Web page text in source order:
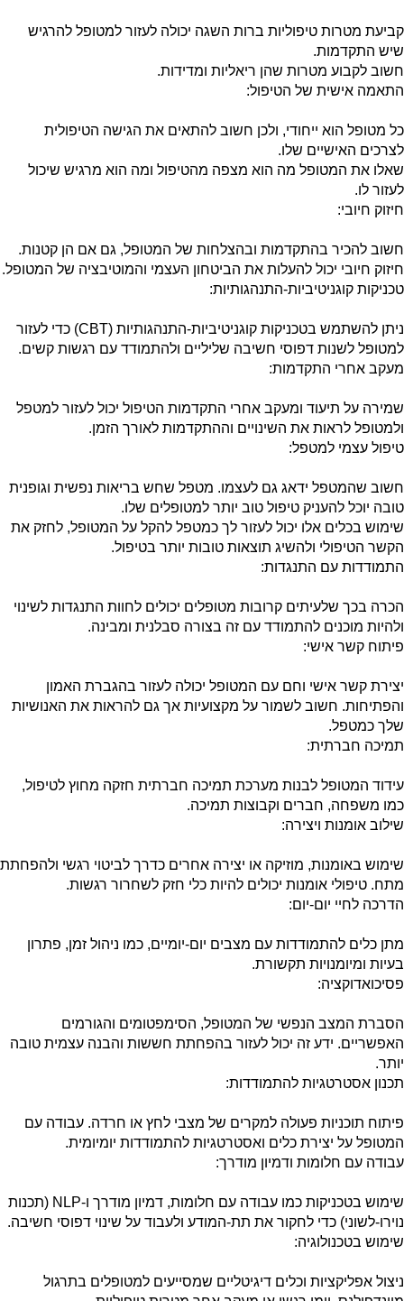
קביעת מטרות טיפוליות ברות השגה יכולה לעזור למטופל להרגיש
שיש התקדמות.
חשוב לקבוע מטרות שהן ריאליות ומדידות.
התאמה אישית של הטיפול:
כל מטופל הוא ייחודי, ולכן חשוב להתאים את הגישה הטיפולית
לצרכים האישיים שלו.
שאלו את המטופל מה הוא מצפה מהטיפול ומה הוא מרגיש שיכול
לעזור לו.
חיזוק חיובי:
חשוב להכיר בהתקדמות ובהצלחות של המטופל, גם אם הן קטנות.
חיזוק חיובי יכול להעלות את הביטחון העצמי והמוטיבציה של המטופל.
טכניקות קוגניטיביות-התנהגותיות:
ניתן להשתמש בטכניקות קוגניטיביות-התנהגותיות (CBT) כדי לעזור
למטופל לשנות דפוסי חשיבה שליליים ולהתמודד עם רגשות קשים.
מעקב אחרי התקדמות:
שמירה על תיעוד ומעקב אחרי התקדמות הטיפול יכול לעזור למטפל
ולמטופל לראות את השינויים וההתקדמות לאורך הזמן.
טיפול עצמי למטפל:
חשוב שהמטפל ידאג גם לעצמו. מטפל שחש בריאות נפשית וגופנית
טובה יוכל להעניק טיפול טוב יותר למטופלים שלו.
שימוש בכלים אלו יכול לעזור לך כמטפל להקל על המטופל, לחזק את
הקשר הטיפולי ולהשיג תוצאות טובות יותר בטיפול.
התמודדות עם התנגדות:
הכרה בכך שלעיתים קרובות מטופלים יכולים לחוות התנגדות לשינוי
ולהיות מוכנים להתמודד עם זה בצורה סבלנית ומבינה.
פיתוח קשר אישי:
יצירת קשר אישי וחם עם המטופל יכולה לעזור בהגברת האמון
והפתיחות. חשוב לשמור על מקצועיות אך גם להראות את האנושיות
שלך כמטפל.
תמיכה חברתית:
עידוד המטופל לבנות מערכת תמיכה חברתית חזקה מחוץ לטיפול,
כמו משפחה, חברים וקבוצות תמיכה.
שילוב אומנות ויצירה:
שימוש באומנות, מוזיקה או יצירה אחרים כדרך לביטוי רגשי ולהפחתת
מתח. טיפולי אומנות יכולים להיות כלי חזק לשחרור רגשות.
הדרכה לחיי יום-יום:
מתן כלים להתמודדות עם מצבים יום-יומיים, כמו ניהול זמן, פתרון
בעיות ומיומנויות תקשורת.
פסיכואדוקציה:
הסברת המצב הנפשי של המטופל, הסימפטומים והגורמים
האפשריים. ידע זה יכול לעזור בהפחתת חששות והבנה עצמית טובה
יותר.
תכנון אסטרטגיות להתמודדות:
פיתוח תוכניות פעולה למקרים של מצבי לחץ או חרדה. עבודה עם
המטופל על יצירת כלים ואסטרטגיות להתמודדות יומיומית.
עבודה עם חלומות ודמיון מודרך:
שימוש בטכניקות כמו עבודה עם חלומות, דמיון מודרך ו-NLP (תכנות
נוירו-לשוני) כדי לחקור את תת-המודע ולעבוד על שינוי דפוסי חשיבה.
שימוש בטכנולוגיה:
ניצול אפליקציות וכלים דיגיטליים שמסייעים למטופלים בתרגול